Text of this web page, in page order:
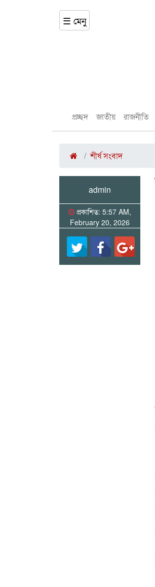
☰ মেনু
প্রচ্ছদ জাতীয় রাজনীতি
শীর্ষ সংবাদ
admin
প্রকাশিত: 5:57 AM,
February 20, 2026